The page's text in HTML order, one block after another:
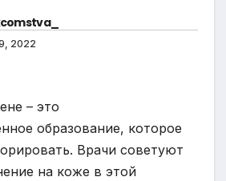
2022
– это
образование, которое
Врачи советуют
на коже в этой